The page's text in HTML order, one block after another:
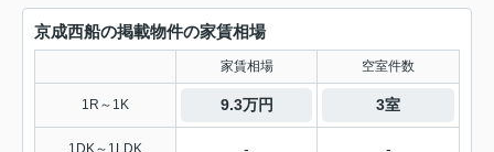
京成西船の掲載物件の家賃相場
家賃相場 空室件数
1R～1K 9.3万円 3室
1DK～1LDK